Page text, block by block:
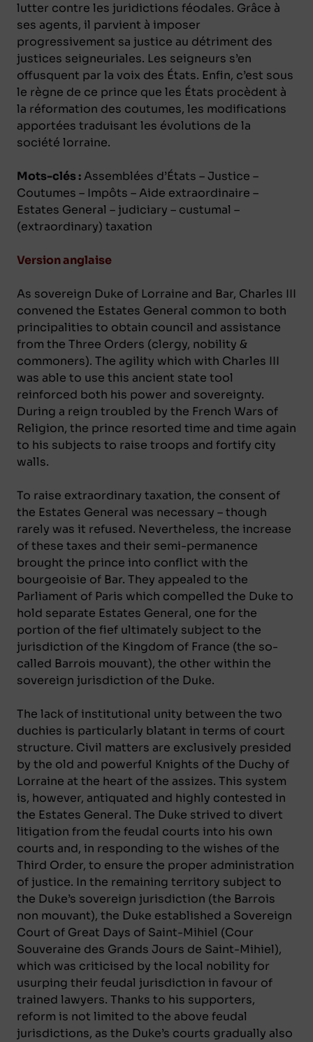
lutter contre les juridictions féodales. Grâce à
ses agents, il parvient à imposer
progressivement sa justice au détriment des
justices seigneuriales. Les seigneurs s’en
offusquent par la voix des États. Enfin, c’est sous
le règne de ce prince que les États procèdent à
la réformation des coutumes, les modifications
apportées traduisant les évolutions de la
société lorraine.
Mots-clés :Assemblées d’États – Justice –
Coutumes – Impôts – Aide extraordinaire –
Estates General – judiciary – custumal –
(extraordinary) taxation
Version anglaise
As sovereign Duke of Lorraine and Bar, Charles III
convened the Estates General common to both
principalities to obtain council and assistance
from the Three Orders (clergy, nobility &
commoners). The agility which with Charles III
was able to use this ancient state tool
reinforced both his power and sovereignty.
During a reign troubled by the French Wars of
Religion, the prince resorted time and time again
to his subjects to raise troops and fortify city
walls.
To raise extraordinary taxation, the consent of
the Estates General was necessary – though
rarely was it refused. Nevertheless, the increase
of these taxes and their semi-permanence
brought the prince into conflict with the
bourgeoisie of Bar. They appealed to the
Parliament of Paris which compelled the Duke to
hold separate Estates General, one for the
portion of the fief ultimately subject to the
jurisdiction of the Kingdom of France (the so-
called Barrois mouvant), the other within the
sovereign jurisdiction of the Duke.
The lack of institutional unity between the two
duchies is particularly blatant in terms of court
structure. Civil matters are exclusively presided
by the old and powerful Knights of the Duchy of
Lorraine at the heart of the assizes. This system
is, however, antiquated and highly contested in
the Estates General. The Duke strived to divert
litigation from the feudal courts into his own
courts and, in responding to the wishes of the
Third Order, to ensure the proper administration
of justice. In the remaining territory subject to
the Duke’s sovereign jurisdiction (the Barrois
non mouvant), the Duke established a Sovereign
Court of Great Days of Saint-Mihiel (Cour
Souveraine des Grands Jours de Saint-Mihiel),
which was criticised by the local nobility for
usurping their feudal jurisdiction in favour of
trained lawyers. Thanks to his supporters,
reform is not limited to the above feudal
jurisdictions, as the Duke’s courts gradually also